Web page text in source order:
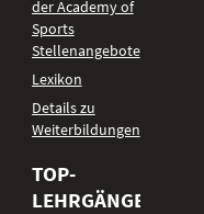
der Academy of
Sports
Stellenangebote
Lexikon
Details zu
Weiterbildungen
TOP-
LEHRGÄNGE